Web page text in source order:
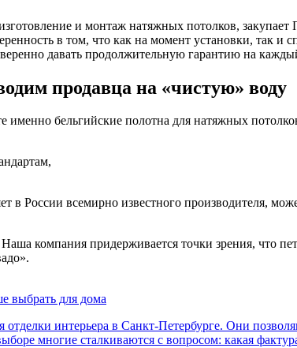
и монтаж натяжных потолков,
в том, что как на момент установки, так и
давать продолжительную гарантию на
продавца на «чистую» воду
именно бельгийские полотна для натяжных
в России всемирно известного производителя,
компания придерживается точки зрения, что
выбрать для дома
интерьера в Санкт-Петербурге. Они
многие сталкиваются с вопросом: какая